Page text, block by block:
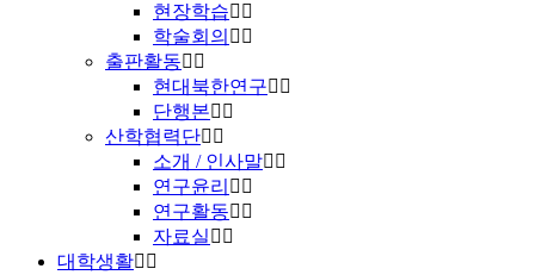
현장학습
학술회의
출판활동
현대북한연구
단행본
산학협력단
소개 / 인사말
연구윤리
연구활동
자료실
대학생활